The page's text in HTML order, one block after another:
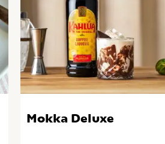
Mokka Deluxe